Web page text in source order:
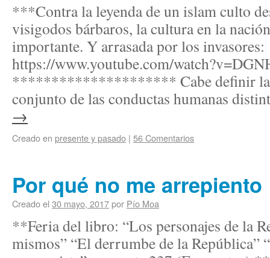
***Contra la leyenda de un islam culto
visigodos bárbaros, la cultura en la
importante. Y arrasada por los invasores:
https://www.youtube.com/
********************* Cabe definir la
conjunto de las conductas humanas
→
Creado en presente y pasado | 56 Comentarios
Por qué no me arrepiento
Creado el 30 mayo, 2017por Pío Moa
**Feria del libro: “Los personajes de la
mismos” “El derrumbe de la República”